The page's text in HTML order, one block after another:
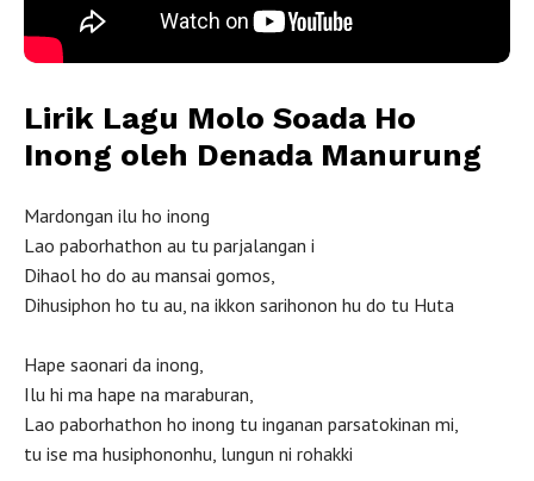
Lirik Lagu Molo Soada Ho
Inong oleh Denada Manurung
Mardongan ilu ho inong
Lao paborhathon au tu parjalangan i
Dihaol ho do au mansai gomos,
Dihusiphon ho tu au, na ikkon sarihonon hu do tu Huta
Hape saonari da inong,
Ilu hi ma hape na maraburan,
Lao paborhathon ho inong tu inganan parsatokinan mi,
tu ise ma husiphononhu, lungun ni rohakki